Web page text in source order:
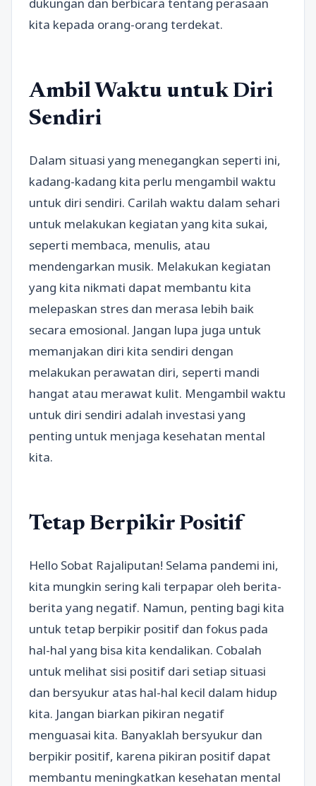
kita kepada orang-orang terdekat.
Ambil Waktu untuk Diri
Sendiri
Dalam situasi yang menegangkan seperti ini,
kadang-kadang kita perlu mengambil waktu
untuk diri sendiri. Carilah waktu dalam sehari
untuk melakukan kegiatan yang kita sukai,
seperti membaca, menulis, atau
mendengarkan musik. Melakukan kegiatan
yang kita nikmati dapat membantu kita
melepaskan stres dan merasa lebih baik
secara emosional. Jangan lupa juga untuk
memanjakan diri kita sendiri dengan
melakukan perawatan diri, seperti mandi
hangat atau merawat kulit. Mengambil waktu
untuk diri sendiri adalah investasi yang
penting untuk menjaga kesehatan mental
kita.
Tetap Berpikir Positif
Hello Sobat Rajaliputan! Selama pandemi ini,
kita mungkin sering kali terpapar oleh berita-
berita yang negatif. Namun, penting bagi kita
untuk tetap berpikir positif dan fokus pada
hal-hal yang bisa kita kendalikan. Cobalah
untuk melihat sisi positif dari setiap situasi
dan bersyukur atas hal-hal kecil dalam hidup
kita. Jangan biarkan pikiran negatif
menguasai kita. Banyaklah bersyukur dan
berpikir positif, karena pikiran positif dapat
membantu meningkatkan kesehatan mental